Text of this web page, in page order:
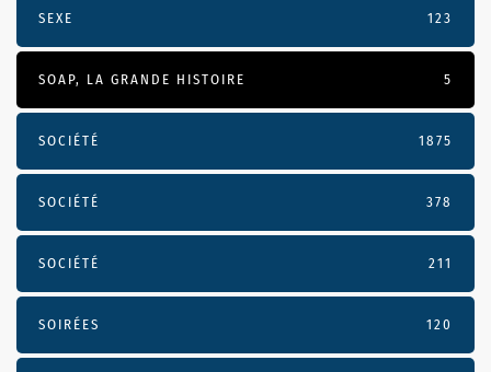
SEXE 123
SOAP, LA GRANDE HISTOIRE 5
SOCIÉTÉ 1875
SOCIÉTÉ 378
SOCIÉTÉ 211
SOIRÉES 120